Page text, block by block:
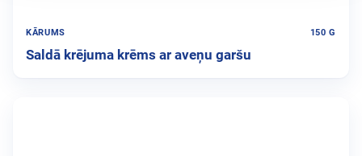
KĀRUMS 150 G
Saldā krējuma krēms ar aveņu garšu